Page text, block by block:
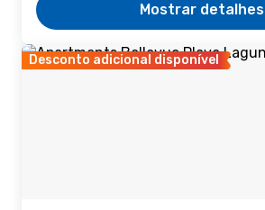
Mostrar detalhes
Desconto adicional disponível